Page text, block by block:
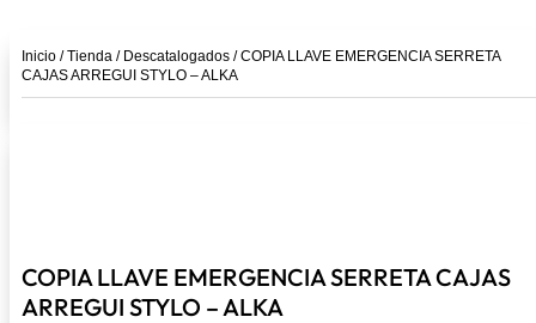
Inicio /Tienda / Descatalogados / COPIA LLAVE EMERGENCIA SERRETA
CAJAS ARREGUI STYLO – ALKA
COPIA LLAVE EMERGENCIA SERRETA CAJAS
ARREGUI STYLO – ALKA